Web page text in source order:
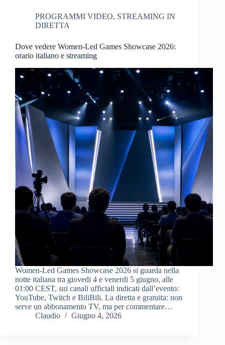
PROGRAMMI VIDEO, STREAMING IN
DIRETTA
Dove vedere Women-Led Games Showcase 2026:
orario italiano e streaming
Women-Led Games Showcase 2026 si guarda nella
notte italiana tra giovedi 4 e venerdi 5 giugno, alle
01:00 CEST, sui canali ufficiali indicati dall’evento:
YouTube, Twitch e BiliBili. La diretta e gratuita: non
serve un abbonamento TV, ma per commentare…
Claudio
Giugno 4, 2026